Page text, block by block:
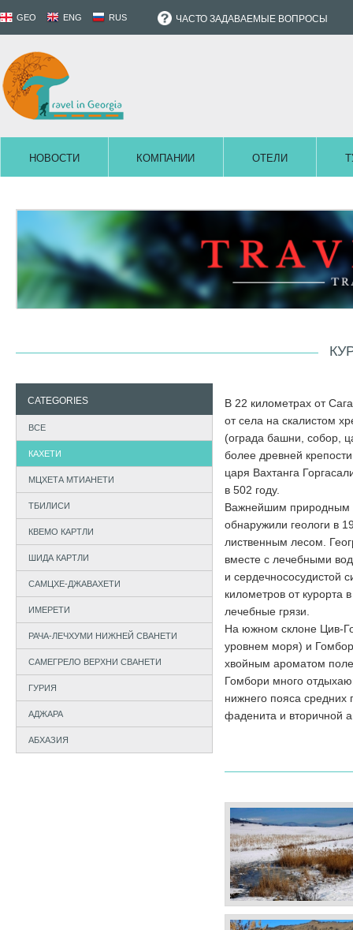
GEO ENG RUS ЧАСТО ЗАДАВАЕМЫЕ ВОПРОСЫ
НОВОСТИ КОМПАНИИ ОТЕЛИ
CATEGORIES
ВСЕ
КАХЕТИ
МЦХЕТА МТИАНЕТИ
ТБИЛИСИ
КВЕМО КАРТЛИ
ШИДА КАРТЛИ
САМЦХЕ-ДЖАВАХЕТИ
ИМЕРЕТИ
РАЧА-ЛЕЧХУМИ НИЖНЕЙ СВАНЕТИ
САМЕГРЕЛО ВЕРХНИ СВАНЕТИ
ГУРИЯ
АДЖАРА
АБХАЗИЯ
В 22 километрах от
от села на скалистом
(ограда башни, собор,
более древней
царя Вахтанга
в 502 году.
Важнейшим природным
обнаружили геологи в
лиственным лесом.
вместе с лечебными
и сердечнососудистой
километров от курорта
лечебные грязи.
На южном склоне Цив-
уровнем моря) и
хвойным ароматом
Гомбори много
нижнего пояса
фаденита и вторичной